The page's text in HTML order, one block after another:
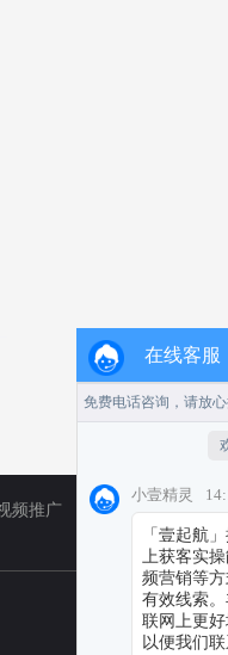
频推广 TikTok
在线客服